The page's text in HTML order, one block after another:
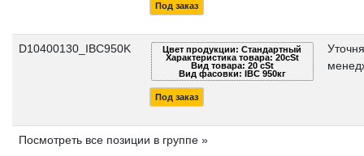
Под заказ
D10400130_IBC950K
Цвет продукции: Стандартный
Характеристика товара: 20cSt
Вид товара: 20 cSt
Вид фасовки: IBC 950кг
Под заказ
Посмотреть все позиции в группе »